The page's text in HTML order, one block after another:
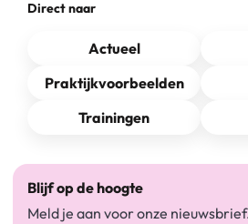
Direct naar
Actueel
Praktijkvoorbeelden
Trainingen
Blijf op de hoogte
Meld je aan voor onze